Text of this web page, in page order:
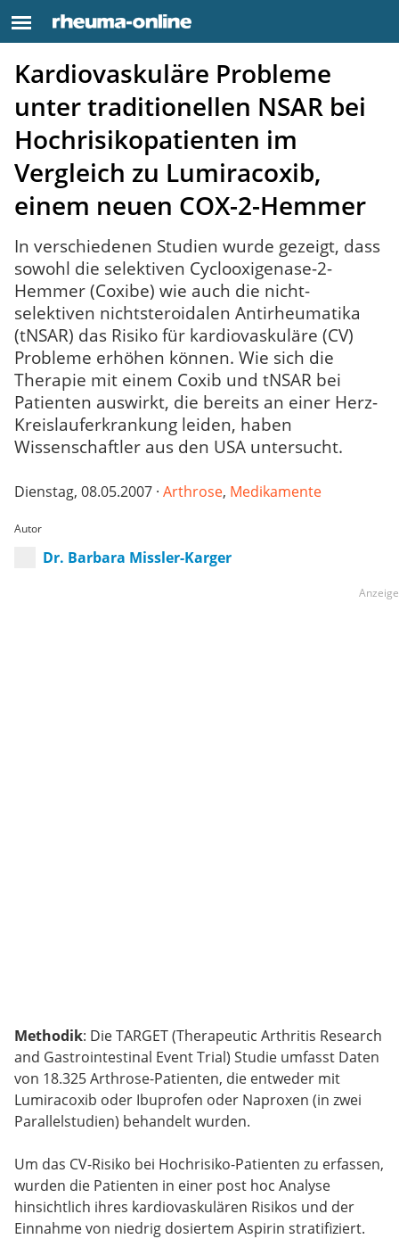
Kardiovaskuläre Probleme
unter traditionellen NSAR bei
Hochrisikopatienten im
Vergleich zu Lumiracoxib,
einem neuen COX-2-Hemmer
In verschiedenen Studien wurde gezeigt, dass
sowohl die selektiven Cyclooxigenase-2-
Hemmer (Coxibe) wie auch die nicht-
selektiven nichtsteroidalen Antirheumatika
(tNSAR) das Risiko für kardiovaskuläre (CV)
Probleme erhöhen können. Wie sich die
Therapie mit einem Coxib und tNSAR bei
Patienten auswirkt, die bereits an einer Herz-
Kreislauferkrankung leiden, haben
Wissenschaftler aus den USA untersucht.
Dienstag, 08.05.2007 · Arthrose, Medikamente
Autor
Dr. Barbara Missler-Karger
Methodik: Die TARGET (Therapeutic Arthritis Research
and Gastrointestinal Event Trial) Studie umfasst Daten
von 18.325 Arthrose-Patienten, die entweder mit
Lumiracoxib oder Ibuprofen oder Naproxen (in zwei
Parallelstudien) behandelt wurden.
Um das CV-Risiko bei Hochrisiko-Patienten zu erfassen,
wurden die Patienten in einer post hoc Analyse
hinsichtlich ihres kardiovaskulären Risikos und der
Einnahme von niedrig dosiertem Aspirin stratifiziert.